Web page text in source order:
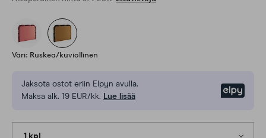
Väri: Ruskea/kuviollinen
Jaksota ostot eriin Elpyn avulla.
Maksa alk. 19 EUR/kk. Lue lisää